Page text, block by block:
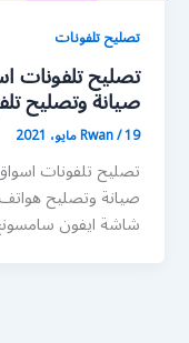
تصليح تلفونات
صيانة وتصليح
Rwan/19 مايو، 2021
تصليح تلفونات
صيانة وتصليح
شاشة ايفون